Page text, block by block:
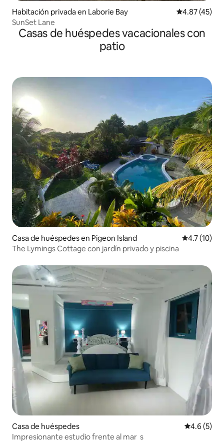
Habitación privada en Laborie Bay Calificación
4.87 (45)
SunSet Lane
Casas de huéspedes vacacionales con
patio
Casa de huéspedes en Pigeon Island Calificación
4.7 (10)
The Lymings Cottage con jardín privado y piscina
Casa de huéspedes
4.6 (5)
Impresionante estudio frente al mar s